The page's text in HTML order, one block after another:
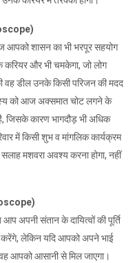
आपको शासन का भी भरपूर सहयोग
करियर और भी चमकेगा, जो लोग
डील उनके किसी परिजन की मदद
को आज अक्समात चोट लगने के
जिसके कारण भागदौड़ भी अधिक
में किसी शुभ व मांगलिक कार्यक्रम
मशवरा अवश्य करना होगा, नहीं
अपनी संतान के दायित्वों की पूर्ति
लेकिन यदि आपको अपने भाई
आपको आसानी से मिल जाएगा।